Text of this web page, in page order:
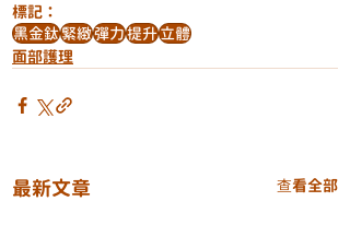
標記：
黑金鈦緊緻彈力提升立體
面部護理
最新文章 查看全部